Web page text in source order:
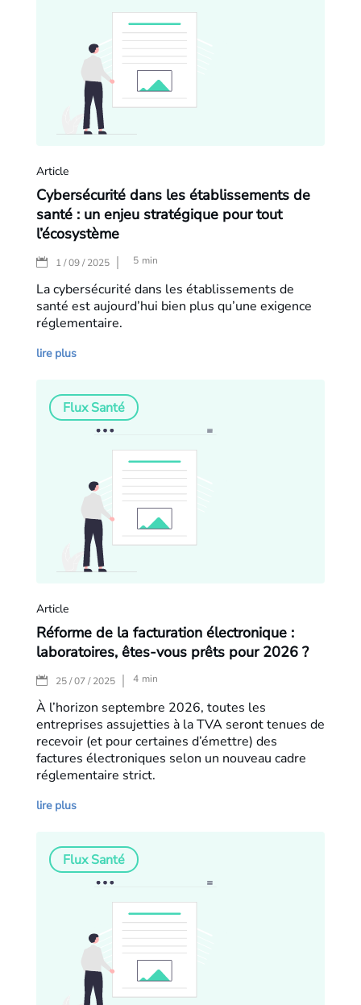
Article
Cybersécurité dans les établissements de
santé : un enjeu stratégique pour tout
l’écosystème
1 / 09 / 2025 5 min
La cybersécurité dans les établissements de
santé est aujourd’hui bien plus qu’une exigence
réglementaire.
lire plus
Article
Réforme de la facturation électronique :
laboratoires, êtes-vous prêts pour 2026 ?
25 / 07 / 2025 |
Flux Santé
4 min
À l’horizon septembre 2026, toutes les
entreprises assujetties à la TVA seront tenues de
recevoir (et pour certaines d’émettre) des
factures électroniques selon un nouveau cadre
réglementaire strict.
lire plus
Flux Santé